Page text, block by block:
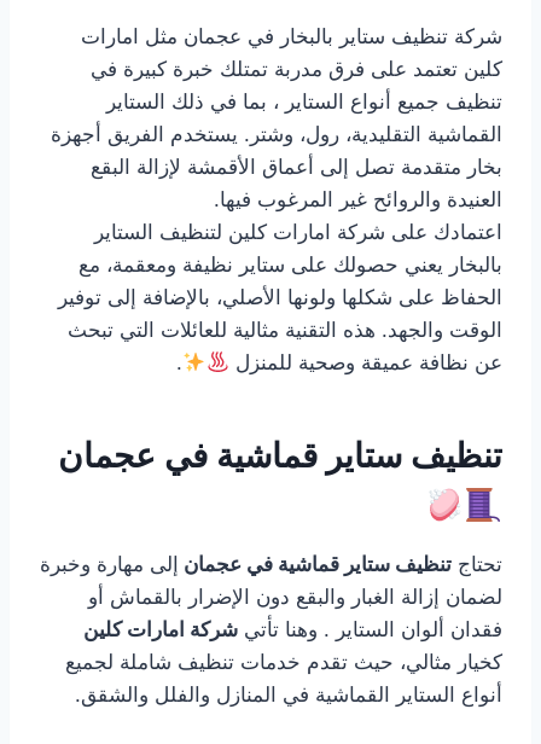
شركة تنظيف ستاير بالبخار في عجمان مثل امارات
كلين تعتمد على فرق مدربة تمتلك خبرة كبيرة في
تنظيف جميع أنواع الستاير ، بما في ذلك الستاير
القماشية التقليدية، رول، وشتر. يستخدم الفريق أجهزة
بخار متقدمة تصل إلى أعماق الأقمشة لإزالة البقع
العنيدة والروائح غير المرغوب فيها.
اعتمادك على شركة امارات كلين لتنظيف الستاير
بالبخار يعني حصولك على ستاير نظيفة ومعقمة، مع
الحفاظ على شكلها ولونها الأصلي، بالإضافة إلى توفير
الوقت والجهد. هذه التقنية مثالية للعائلات التي تبحث
عن نظافة عميقة وصحية للمنزل
.
تنظيف ستاير قماشية في عجمان
تحتاج تنظيف ستاير قماشية في عجمان إلى مهارة وخبرة
لضمان إزالة الغبار والبقع دون الإضرار بالقماش أو
فقدان ألوان الستاير . وهنا تأتي شركة امارات كلين
كخيار مثالي، حيث تقدم خدمات تنظيف شاملة لجميع
أنواع الستاير القماشية في المنازل والفلل والشقق.